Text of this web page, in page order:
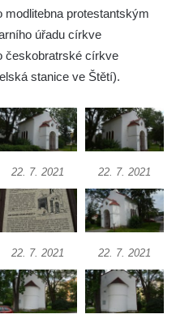
– Kristus
– Velký
– U
– Malý
– U
protestantským
úřadu církve
českobratrské církve
stanice ve Štětí).
22. 7. 2021 22. 7. 2021
22. 7. 2021 22. 7. 2021